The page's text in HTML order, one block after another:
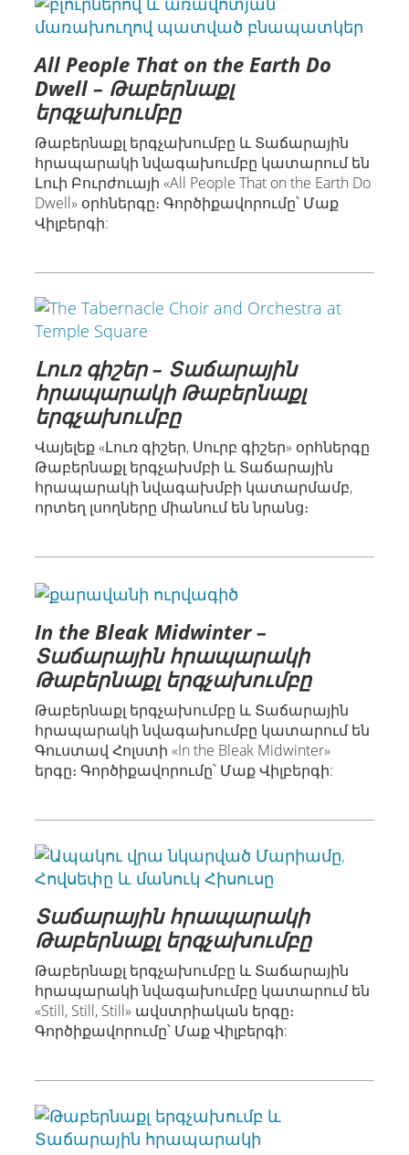
All People That on the Earth Do
Dwell – Թաբերնաքլ
երգչախումբը
Թաբերնաքլ երգչախումբը և Տաճարային
հրապարակի նվագախումբը կատարում են
Լուի Բուրժուայի «All People That on the Earth Do
Dwell» օրհներգը։ Գործիքավորումը՝ Մաք
Վիլբերգի:
Լուռ գիշեր – Տաճարային
հրապարակի Թաբերնաքլ
երգչախումբը
Վայելեք «Լուռ գիշեր, Սուրբ գիշեր» օրհներգը
Թաբերնաքլ երգչախմբի և Տաճարային
հրապարակի նվագախմբի կատարմամբ,
որտեղ լսողները միանում են նրանց։
In the Bleak Midwinter –
Տաճարային հրապարակի
Թաբերնաքլ երգչախումբը
Թաբերնաքլ երգչախումբը և Տաճարային
հրապարակի նվագախումբը կատարում են
Գուստավ Հոլստի «In the Bleak Midwinter»
երգը։ Գործիքավորումը՝ Մաք Վիլբերգի:
Տաճարային հրապարակի
Թաբերնաքլ երգչախումբը
Թաբերնաքլ երգչախումբը և Տաճարային
հրապարակի նվագախումբը կատարում են
«Still, Still, Still» ավստրիական երգը։
Գործիքավորումը՝ Մաք Վիլբերգի: